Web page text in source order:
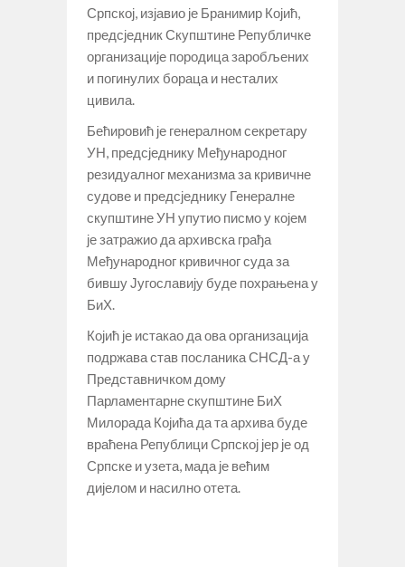
Српској, изјавио је Бранимир Којић,
предсједник Скупштине Републичке
организације породица заробљених
и погинулих бораца и несталих
цивила.
Бећировић је генералном секретару
УН, предсједнику Међународног
резидуалног механизма за кривичне
судове и предсједнику Генералне
скупштине УН упутио писмо у којем
је затражио да архивска грађа
Међународног кривичног суда за
бившу Југославију буде похрањена у
БиХ.
Којић је истакао да ова организација
подржава став посланика СНСД-а у
Представничком дому
Парламентарне скупштине БиХ
Милорада Којића да та архива буде
враћена Републици Српској јер је од
Српске и узета, мада је већим
дијелом и насилно отета.